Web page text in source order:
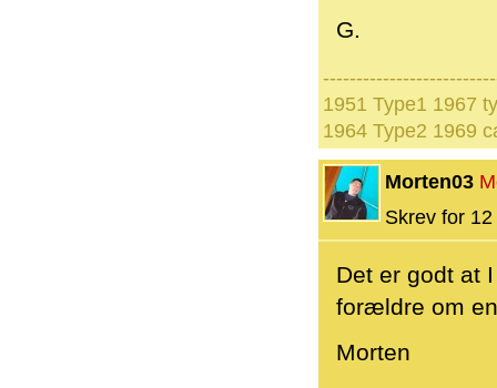
G.
1951 Type1 1967
1964 Type2 1969
Morten03
Skrev for
Det er godt at
forældre om
Morten